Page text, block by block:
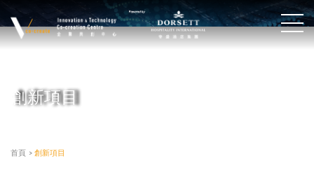
創新項目
首頁 > 創新項目